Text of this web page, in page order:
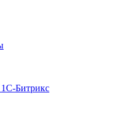
Битрикс